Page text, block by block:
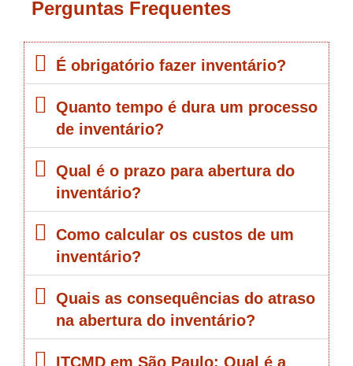
Perguntas Frequentes
É obrigatório fazer inventário?
Quanto tempo é dura um processo
de inventário?
Qual é o prazo para abertura do
inventário?
Como calcular os custos de um
inventário?
Quais as consequências do atraso
na abertura do inventário?
ITCMD em São Paulo: Qual é a